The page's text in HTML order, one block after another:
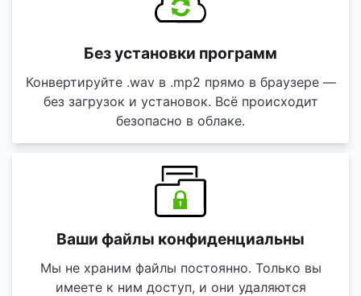
Без установки программ
Конвертируйте .wav в .mp2 прямо в браузере —
без загрузок и установок. Всё происходит
безопасно в облаке.
Ваши файлы конфиденциальны
Мы не храним файлы постоянно. Только вы
имеете к ним доступ, и они удаляются